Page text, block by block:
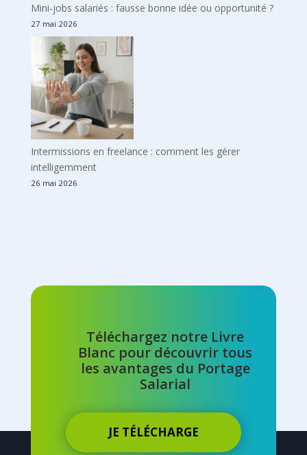
Mini-jobs salariés : fausse bonne idée ou opportunité ?
27 mai 2026
Intermissions en freelance : comment les gérer
intelligemment
26 mai 2026
Téléchargez notre Livre
Blanc pour découvrir tous
les avantages du Portage
Salarial
JE TÉLÉCHARGE